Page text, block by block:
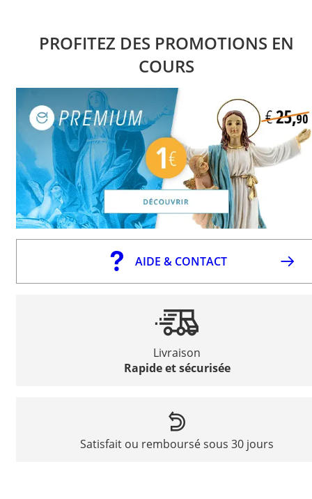
PROFITEZ DES PROMOTIONS EN
COURS
AIDE & CONTACT
Livraison
Rapide et sécurisée
Satisfait ou remboursé sous 30 jours